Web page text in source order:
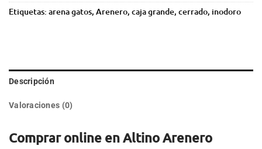
Etiquetas: arena gatos, Arenero, caja grande, cerrado, inodoro
Descripción
Valoraciones (0)
Comprar online en Altino Arenero